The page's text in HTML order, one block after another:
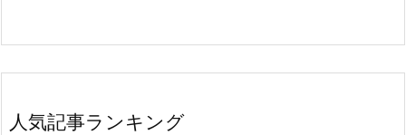
人気記事ランキング